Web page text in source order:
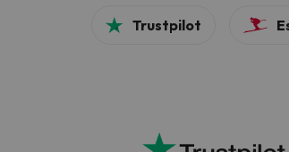
Trustpilot